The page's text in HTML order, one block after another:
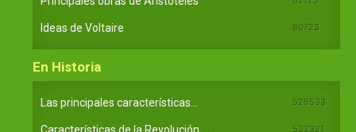
Ideas de Voltaire 80723
En Historia
Las principales características... 525533
522321